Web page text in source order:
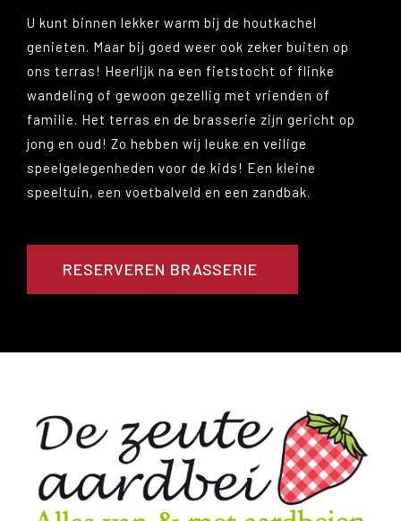
U kunt binnen lekker warm bij de houtkachel
genieten. Maar bij goed weer ook zeker buiten op
ons terras! Heerlijk na een fietstocht of flinke
wandeling of gewoon gezellig met vrienden of
familie. Het terras en de brasserie zijn gericht op
jong en oud! Zo hebben wij leuke en veilige
speelgelegenheden voor de kids! Een kleine
speeltuin, een voetbalveld en een zandbak.
RESERVEREN BRASSERIE